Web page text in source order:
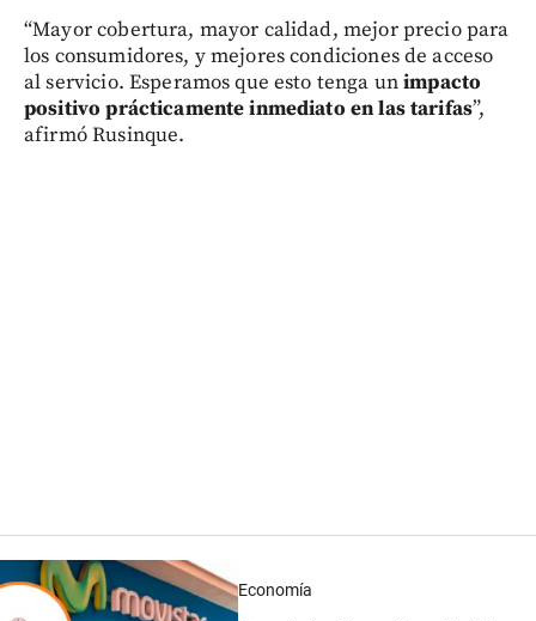
“Mayor cobertura, mayor calidad, mejor precio para
los consumidores, y mejores condiciones de acceso
al servicio. Esperamos que esto tenga unimpacto
positivo prácticamente inmediato en las tarifas”,
afirmó Rusinque.
Economía